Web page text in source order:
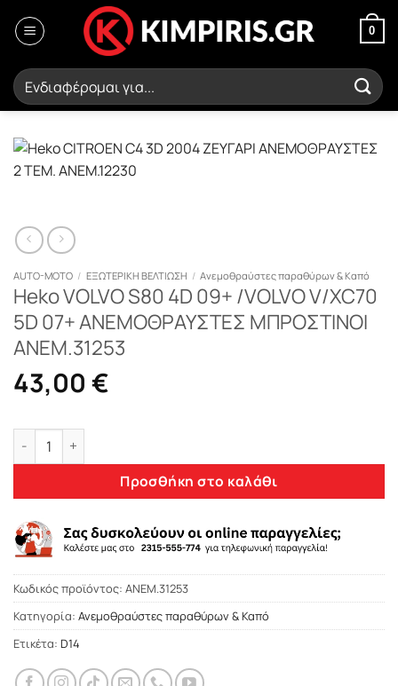
στο
0
Αναζήτηση
για:
AUTO-MOTO / ΕΞΩΤΕΡΙΚΗ ΒΕΛΤΙΩΣΗ / Ανεμοθραύστες παραθύρων & Καπό
Heko VOLVO S80 4D 09+ /VOLVO V/XC70
5D 07+ ΑΝΕΜΟΘΡΑΥΣΤΕΣ ΜΠΡΟΣΤΙΝΟΙ
ΑΝΕΜ.31253
43,00 €
Heko VOLVO S80 4D 09+ /VOLVO V/XC70 5D 07+
Προσθήκη στο καλάθι
Κωδικός προϊόντος: ΑΝΕΜ.31253
Κατηγορία: Ανεμοθραύστες παραθύρων & Καπό
Ετικέτα: D14